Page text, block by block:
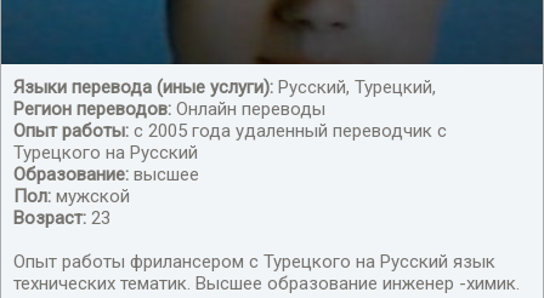
Языки перевода (иные услуги): Русский, Турецкий,
Регион переводов: Онлайн переводы
Опыт работы: с 2005 года удаленный переводчик с
Турецкого на Русский
Образование: высшее
Пол: мужской
Возраст: 23
Опыт работы фрилансером с Турецкого на Русский язык
технических тематик. Высшее образование инженер -химик.